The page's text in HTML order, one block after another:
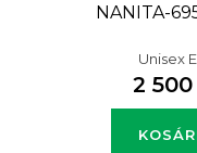
NANITA-
Unisex
2